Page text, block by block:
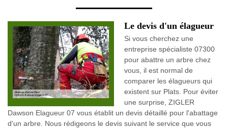
Le devis d'un élagueur
Si vous cherchez une
entreprise spécialiste 07300
pour abattre un arbre chez
vous, il est normal de
comparer les élagueurs qui
existent sur Plats. Pour éviter
une surprise, ZIGLER
Dawson Elagueur 07 vous établit un devis détaillé pour l'abattage
d'un arbre. Nous rédigeons le devis suivant le service que vous